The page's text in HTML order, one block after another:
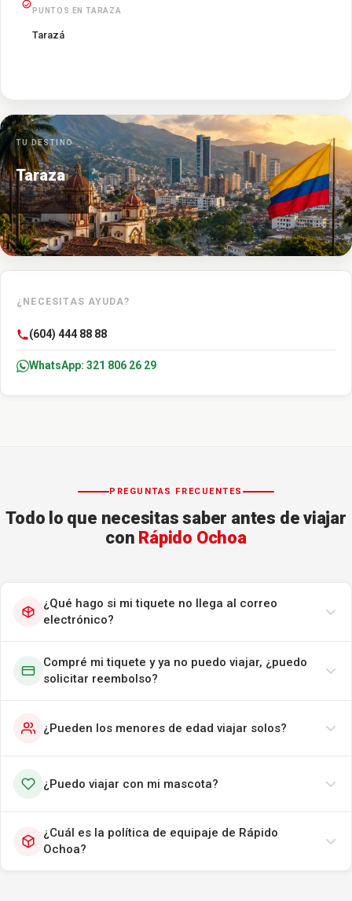
PUNTOS EN TARAZA
Tarazá
TU DESTINO
Taraza
¿NECESITAS AYUDA?
(604) 444 88 88
WhatsApp: 321 806 26 29
PREGUNTAS FRECUENTES
Todo lo que necesitas saber antes de viajar
con Rápido Ochoa
¿Qué hago si mi tiquete no llega al correo
electrónico?
Compré mi tiquete y ya no puedo viajar, ¿puedo
solicitar reembolso?
¿Pueden los menores de edad viajar solos?
¿Puedo viajar con mi mascota?
¿Cuál es la política de equipaje de Rápido
Ochoa?